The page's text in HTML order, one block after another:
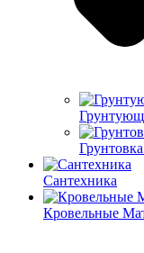
Сантехника
Кровельные